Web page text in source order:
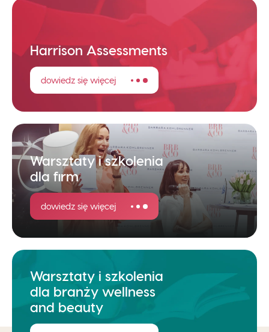
Harrison Assessments
dowiedz się więcej
Warsztaty i szkolenia
dla firm
dowiedz się więcej
Warsztaty i szkolenia
dla branży wellness
and beauty